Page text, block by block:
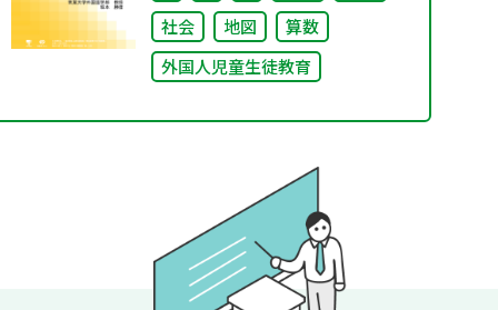
社会
地図
算数
外国人児童生徒教育